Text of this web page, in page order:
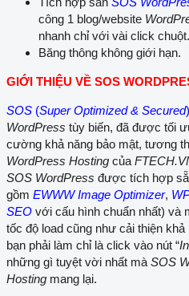
công 1 blog/website
nhanh chỉ với vài click chuột.
Băng thông không giới hạn.
GIỚI THIỆU VỀ SOS
SOS (Super Optimized & Secured)
WordPress tùy biến, đã được tối
cường khả năng bảo mật, tương
WordPress Hosting của
SOS WordPress được tích hợp
gồm EWWW Image Optimizer,
SEO với cấu hình chuẩn nhất) và
tốc độ load cũng như cải thiện
bạn phải làm chỉ là click vào nút “
những gì tuyệt vời nhất mà SOS
Hosting mang lại.